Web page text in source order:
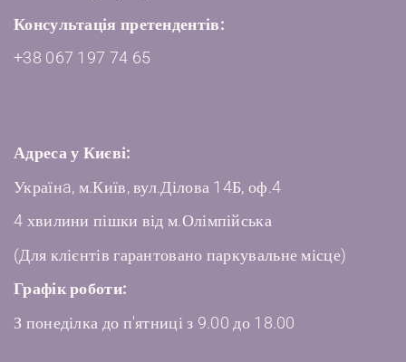
Консультація претендентів:
+38 067 197 74 65
Адреса у Києві:
Українa, м.Київ, вул.Ділова 14Б, оф.4
4 хвилини пішки від м.Олімпійська
(Для клієнтів гарантовано паркувальне місце)
Графік роботи:
З понеділка до п'ятниці з 9.00 до 18.00